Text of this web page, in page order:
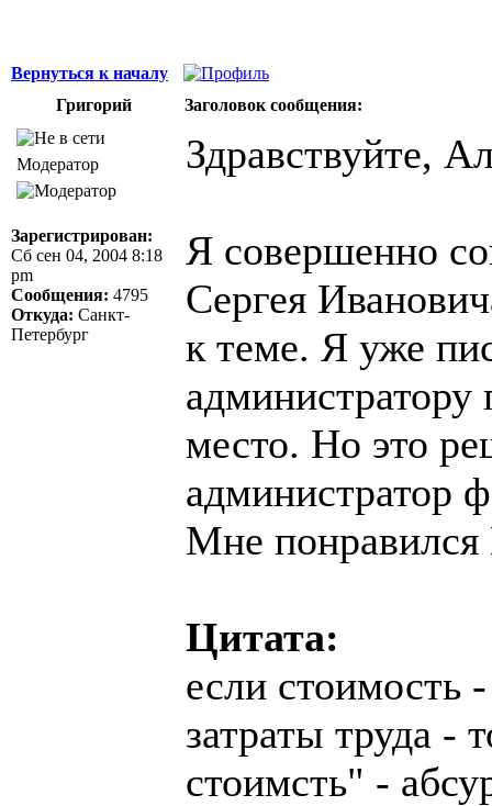
Вернуться к началу
Григорий
Заголовок сообщения:
Модератор
Зарегистрирован:
Сб сен 04, 2004 8:18
pm
Сообщения: 4795
Откуда: Санкт-
Петербург
Здравствуйте,
Я совершенно
Сергея
к теме. Я уже
администратору
место. Но это
администратор
Мне
Цитата:
если стоимость
затраты труда -
стоимсть" -